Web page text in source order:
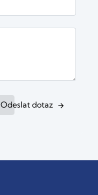
Odeslat dotaz